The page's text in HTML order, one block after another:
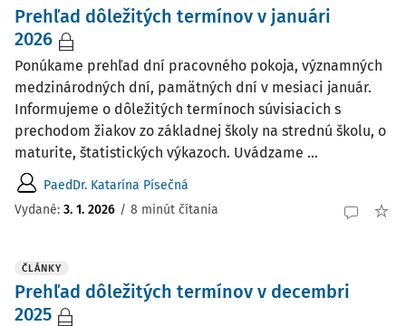
Prehľad dôležitých termínov v januári
2026
Ponúkame prehľad dní pracovného pokoja, významných
medzinárodných dní, pamätných dní v mesiaci január.
Informujeme o dôležitých termínoch súvisiacich s
prechodom žiakov zo základnej školy na strednú školu, o
maturite, štatistických výkazoch. Uvádzame ...
PaedDr. Katarína Písečná
Vydané: 3. 1. 2026 / 8 minút čítania
ČLÁNKY
Prehľad dôležitých termínov v decembri
2025